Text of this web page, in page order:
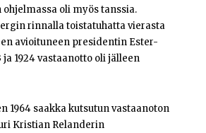
ohjelmassa oli myös tanssia.
rinnalla toistatuhatta vierasta
avioituneen presidentin Ester-
ja 1924 vastaanotto oli jälleen
1964 saakka kutsutun vastaanoton
Kristian Relanderin